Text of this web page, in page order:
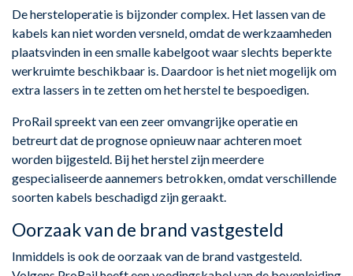
De hersteloperatie is bijzonder complex. Het lassen van de
kabels kan niet worden versneld, omdat de werkzaamheden
plaatsvinden in een smalle kabelgoot waar slechts beperkte
werkruimte beschikbaar is. Daardoor is het niet mogelijk om
extra lassers in te zetten om het herstel te bespoedigen.
ProRail spreekt van een zeer omvangrijke operatie en
betreurt dat de prognose opnieuw naar achteren moet
worden bijgesteld. Bij het herstel zijn meerdere
gespecialiseerde aannemers betrokken, omdat verschillende
soorten kabels beschadigd zijn geraakt.
Oorzaak van de brand vastgesteld
Inmiddels is ook de oorzaak van de brand vastgesteld.